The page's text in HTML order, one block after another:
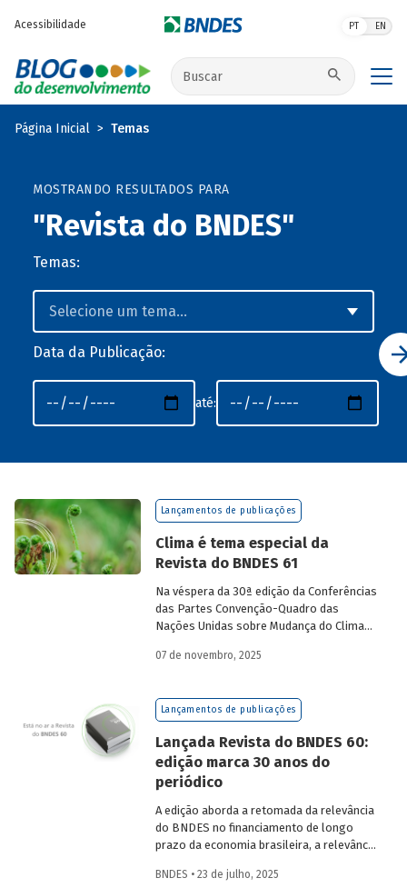
Acessibilidade PT EN
Buscar no site
Página Inicial Temas
MOSTRANDO RESULTADOS PARA
"Revista do BNDES"
Temas:
Data da Publicação:
até:
Lançamentos de publicações
Clima é tema especial da
Revista do BNDES 61
Na véspera da 30ª edição da Conferências
das Partes Convenção-Quadro das
Nações Unidas sobre Mudança do Clima
edição 61 da Revista do BNDES.
07 de novembro, 2025
Lançamentos de publicações
Lançada Revista do BNDES 60:
edição marca 30 anos do
periódico
A edição aborda a retomada da relevância
do BNDES no financiamento de longo
prazo da economia brasileira, a relevância
Amazônia e FGI para o desenvolvimento,
BNDES • 23 de julho, 2025